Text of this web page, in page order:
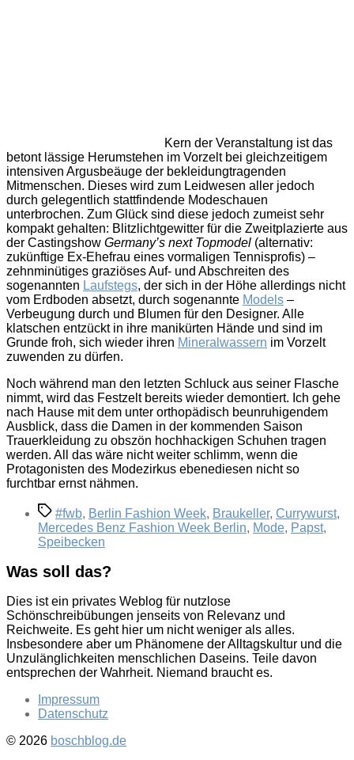
Kern der Veranstaltung ist das
betont lässige Herumstehen im Vorzelt bei gleichzeitigem
intensiven Argusbeäuge der bekleidungtragenden
Mitmenschen. Dieses wird zum Leidwesen aller jedoch
durch gelegentlich stattfindende Modeschauen
unterbrochen. Zum Glück sind diese jedoch zumeist sehr
kompakt gehalten: Blitzlichtgewitter für die Zweitplazierte aus
der Castingshow Germany’s next Topmodel (alternativ:
zukünftige Ex-Ehefrau eines vormaligen Tennisprofis) –
zehnminütiges graziöses Auf- und Abschreiten des
sogenannten Laufstegs, der sich in der Höhe allerdings nicht
vom Erdboden absetzt, durch sogenannte Models –
Verbeugung durch und Blumen für den Designer. Alle
klatschen entzückt in ihre manikürten Hände und sind im
Grunde froh, sich wieder ihren Mineralwassern im Vorzelt
zuwenden zu dürfen.
Noch während man den letzten Schluck aus seiner Flasche
nimmt, wird das Festzelt bereits wieder demontiert. Ich gehe
nach Hause mit dem unter orthopädisch beunruhigendem
Ausblick, dass die Damen in der kommenden Saison
Trauerkleidung zu obszön hochhackigen Schuhen tragen
werden. All das wäre nicht weiter schlimm, wenn die
Protagonisten des Modezirkus ebenediesen nicht so
furchtbar ernst nähmen.
Schlagwörter
#fwb, Berlin Fashion Week, Braukeller, Currywurst,
Mercedes Benz Fashion Week Berlin, Mode, Papst,
Speibecken
Was soll das?
Dies ist ein privates Weblog für nutzlose
Schönschreibübungen jenseits von Relevanz und
Reichweite. Es geht hier um nicht weniger als alles.
Insbesondere aber um Phänomene der Alltagskultur und die
Unzulänglichkeiten menschlichen Daseins. Teile davon
entsprechen der Wahrheit. Niemand braucht es.
Impressum
Datenschutz
© 2026 boschblog.de